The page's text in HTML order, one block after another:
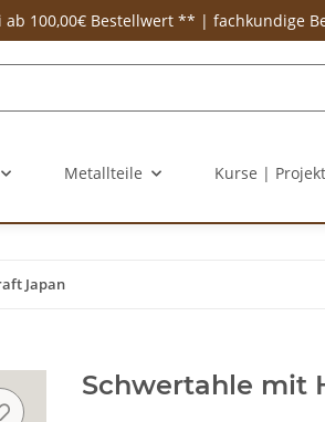
ab 100,00€ Bestellwert ** | fachkundige
Metallteile Kurse |
Japan
Schwertahle mit